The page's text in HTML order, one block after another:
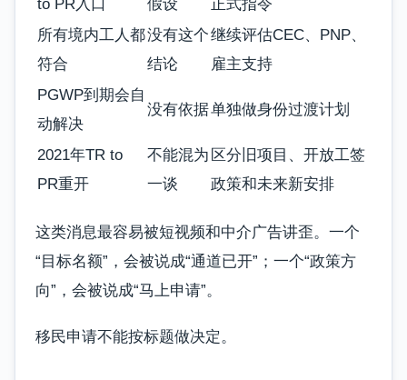
to PR入口
假设
正式指令
所有境内工人都
符合
没有这个
结论
继续评估CEC、PNP、
雇主支持
PGWP到期会自
动解决
没有依据单独做身份过渡计划
2021年TR to
PR重开
不能混为
一谈
区分旧项目、开放工签
政策和未来新安排
这类消息最容易被短视频和中介广告讲歪。一个
“目标名额”，会被说成“通道已开”；一个“政策方
向”，会被说成“马上申请”。
移民申请不能按标题做决定。